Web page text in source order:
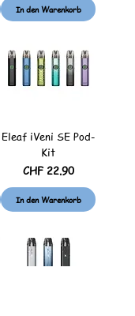
In den Warenkorb
Eleaf iVeni SE Pod-
Kit
Preis
CHF 22.90
In den Warenkorb